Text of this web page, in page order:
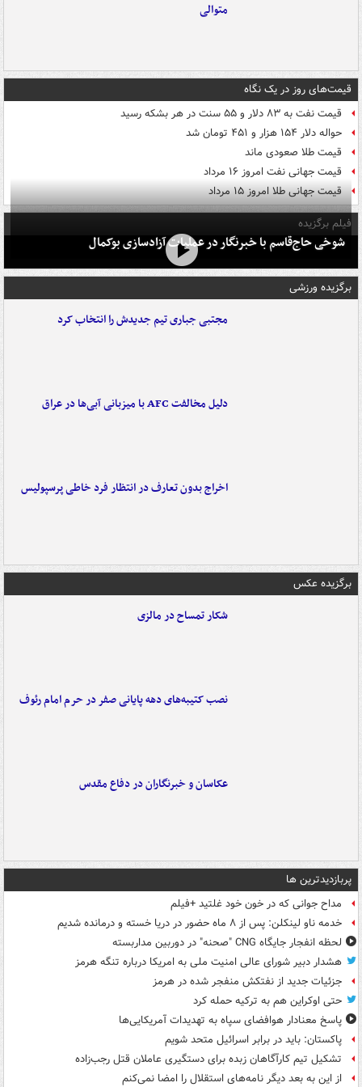
متوالی
قیمت‌های روز در یک نگاه
قیمت نفت به ۸۳ دلار و ۵۵ سنت در هر بشکه رسید
حواله دلار ۱۵۴ هزار و ۴۵۱ تومان شد
قیمت طلا صعودی ماند
قیمت جهانی نفت امروز ۱۶ مرداد
قیمت جهانی طلا امروز ۱۵ مرداد
فیلم برگزیده
شوخی حاج‌قاسم با خبرنگار در عملیات آزادسازی بوکمال
برگزیده ورزشی
مجتبی جباری تیم جدیدش را انتخاب کرد
دلیل مخالفت AFC با میزبانی آبی‌ها در عراق
اخراج بدون تعارف در انتظار فرد خاطی پرسپولیس
برگزیده عکس
شکار تمساح در مالزی
نصب کتیبه‌های دهه پایانی صفر در حرم امام رئوف
عکاسان و خبرنگاران در دفاع مقدس
پربازدیدترین ها
مداح جوانی که در خون خود غلتید +فیلم
خدمه ناو لینکلن: پس از ۸ ماه حضور در دریا خسته و درمانده‌ شدیم
لحظه انفجار جایگاه CNG "صحنه" در دوربین مداربسته
هشدار دبیر شورای عالی امنیت ملی به امریکا درباره تنگه هرمز
جزئیات جدید از نفتکش منفجر شده در هرمز
حتی اوکراین هم به ترکیه حمله کرد
پاسخ معنادار هوافضای سپاه به تهدیدات آمریکایی‌ها
پاکستان: باید در برابر اسرائیل متحد شویم
تشکیل تیم کارآگاهان زبده برای دستگیری عاملان قتل رجب‌زاده
از این به بعد دیگر نامه‌های استقلال را امضا نمی‌کنم